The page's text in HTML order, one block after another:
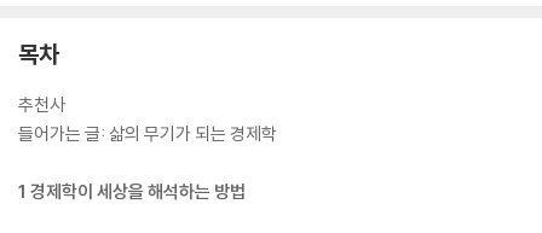
스를 해독하고 현명한 투자 결정을 내릴 수 있는 61가지 핵심 경제 지식을
하루 10분, 경제 수업 한 토막이면 당신의 자산과 소비 패턴이 달라진다.
가격이 오르내리는 메커니즘부터 실리콘밸리은행 사태의 교훈, 비트코인
목차
추천사
들어가는 글: 삶의 무기가 되는 경제학
1 경제학이 세상을 해석하는 방법